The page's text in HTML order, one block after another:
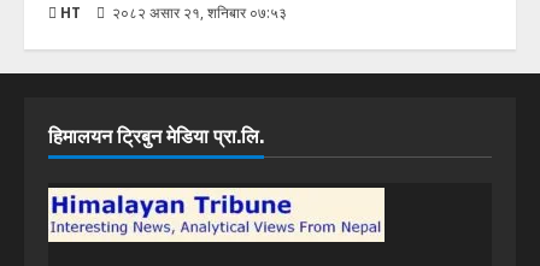
HT २०८२ असार २१, शनिबार ०७:५३
हिमालयन ट्रिबुन मेडिया प्रा.लि.